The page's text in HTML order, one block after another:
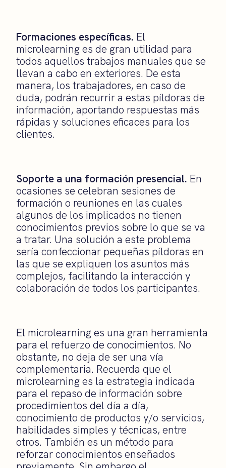
Formaciones específicas. El
microlearning es de gran utilidad para
todos aquellos trabajos manuales que se
llevan a cabo en exteriores. De esta
manera, los trabajadores, en caso de
duda, podrán recurrir a estas píldoras de
información, aportando respuestas más
rápidas y soluciones eficaces para los
clientes.
Soporte a una formación presencial. En
ocasiones se celebran sesiones de
formación o reuniones en las cuales
algunos de los implicados no tienen
conocimientos previos sobre lo que se va
a tratar. Una solución a este problema
sería confeccionar pequeñas píldoras en
las que se expliquen los asuntos más
complejos, facilitando la interacción y
colaboración de todos los participantes.
El microlearning es una gran herramienta
para el refuerzo de conocimientos. No
obstante, no deja de ser una vía
complementaria. Recuerda que el
microlearning es la estrategia indicada
para el repaso de información sobre
procedimientos del día a día,
conocimiento de productos y/o servicios,
habilidades simples y técnicas, entre
otros. También es un método para
reforzar conocimientos enseñados